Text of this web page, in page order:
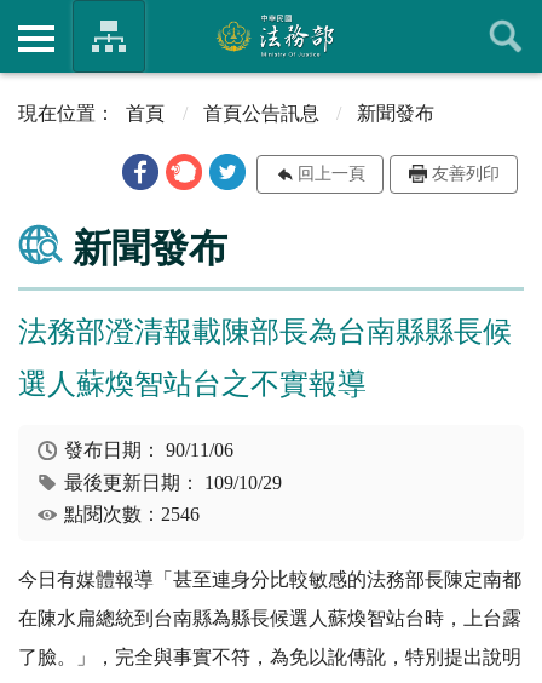
首頁 首頁公告訊息 新聞發布
回上一頁 友善列印
新聞發布
法務部澄清報載陳部長為台南縣縣長候
選人蘇煥智站台之不實報導
發布日期：90/11/06
最後更新日期： 109/10/29
點閱次數：2546
今日有媒體報導「甚至連身分比較敏感的法務部長陳定南都
在陳水扁總統到台南縣為縣長候選人蘇煥智站台時，上台露
了臉。」，完全與事實不符，為免以訛傳訛，特別提出說明